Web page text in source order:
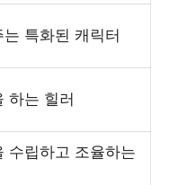
특화된 캐릭터
하는 힐러
수립하고 조율하는